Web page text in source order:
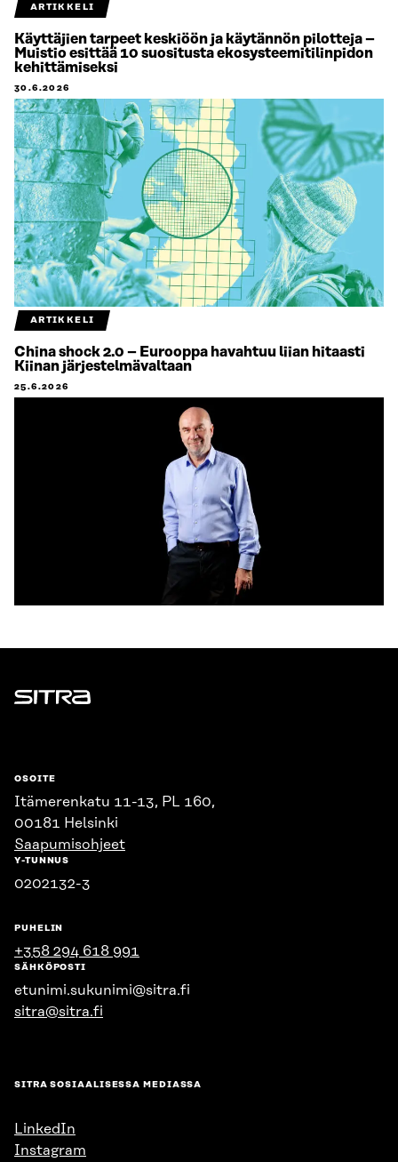
ARTIKKELI
Käyttäjien tarpeet keskiöön ja käytännön pilotteja –
Muistio esittää 10 suositusta ekosysteemitilinpidon
kehittämiseksi
30.6.2026
ARTIKKELI
China shock 2.0 – Eurooppa havahtuu liian hitaasti
Kiinan järjestelmävaltaan
25.6.2026
Sitra
OSOITE
Itämerenkatu 11-13, PL 160,
00181 Helsinki
Saapumisohjeet
Y-TUNNUS
0202132-3
PUHELIN
+358 294 618 991
SÄHKÖPOSTI
etunimi.sukunimi@sitra.fi
sitra@sitra.fi
SITRA SOSIAALISESSA MEDIASSA
LinkedIn
Instagram